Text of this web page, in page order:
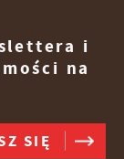
i
na
oraz
usług.